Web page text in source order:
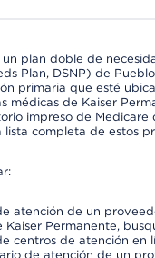
plan doble de
Plan, DSNP) de
primaria que esté
médicas de Kaiser
impreso de Medicare
lista completa de estos
atención de un
Kaiser Permanente,
centros de atención en
de atención de un